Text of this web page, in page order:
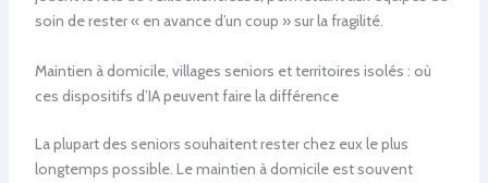
soin de rester « en avance d’un coup » sur la fragilité.
Maintien à domicile, villages seniors et territoires isolés : où
ces dispositifs d’IA peuvent faire la différence
La plupart des seniors souhaitent rester chez eux le plus
longtemps possible. Le maintien à domicile est souvent